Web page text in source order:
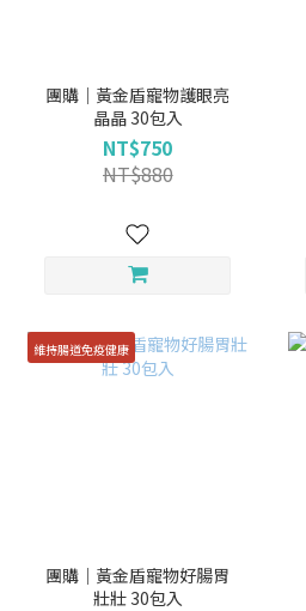
團購｜黃金盾寵物護眼亮
晶晶 30包入
NT$750
NT$880
維持腸道免疫健康
團購｜黃金盾寵物好腸胃
壯壯 30包入